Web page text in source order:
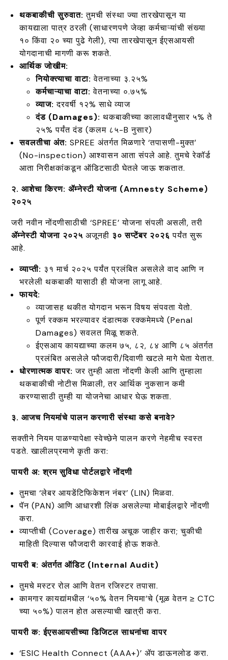
थकबाकीची सुरुवात: तुमची संस्था ज्या तारखेपासून या
कायद्याला पात्र ठरली (साधारणपणे जेव्हा कर्मचाऱ्यांची संख्या
१० किंवा २० च्या पुढे गेली), त्या तारखेपासून ईएसआयसी
योगदानाची मागणी करू शकते.
आर्थिक जोखीम:
नियोक्त्याचा वाटा: वेतनाच्या ३.२५%
कर्मचाऱ्याचा वाटा: वेतनाच्या ०.७५%
व्याज: दरवर्षी १२% साधे व्याज
दंड (Damages): थकबाकीच्या कालावधीनुसार ५% ते
२५% पर्यंत दंड (कलम ८५-B नुसार)
सवलतीचा अंत: SPREE अंतर्गत मिळणारे ‘तपासणी-मुक्त’
(No-inspection) आश्वासन आता संपले आहे. तुमचे रेकॉर्ड
आता निरीक्षकांकडून ऑडिटसाठी घेतले जाऊ शकतात.
२. आशेचा किरण: ॲम्नेस्टी योजना (Amnesty Scheme)
२०२५
जरी नवीन नोंदणीसाठीची ‘SPREE’ योजना संपली असली, तरी
ॲम्नेस्टी योजना २०२५ अजूनही ३० सप्टेंबर २०२६ पर्यंत सुरू
आहे.
व्याप्ती: ३१ मार्च २०२५ पर्यंत प्रलंबित असलेले वाद आणि न
भरलेली थकबाकी यासाठी ही योजना लागू आहे.
फायदे:
व्याजासह थकीत योगदान भरून विषय संपवता येतो.
पूर्ण रक्कम भरल्यावर दंडात्मक रक्कमेमध्ये (Penal
Damages) सवलत मिळू शकते.
ईएसआय कायद्याच्या कलम ७५, ८२, ८४ आणि ८५ अंतर्गत
प्रलंबित असलेले फौजदारी/दिवाणी खटले मागे घेता येतात.
धोरणात्मक वापर: जर तुम्ही आता नोंदणी केली आणि तुम्हाला
थकबाकीची नोटीस मिळाली, तर आर्थिक नुकसान कमी
करण्यासाठी तुम्ही या योजनेचा आधार घेऊ शकता.
३. आजच नियमांचे पालन करणारी संस्था कसे बनावे?
सक्तीने नियम पाळण्यापेक्षा स्वेच्छेने पालन करणे नेहमीच स्वस्त
पडते. खालीलप्रमाणे कृती करा:
पायरी अ: श्रम सुविधा पोर्टलद्वारे नोंदणी
तुमचा ‘लेबर आयडेंटिफिकेशन नंबर’ (LIN) मिळवा.
पॅन (PAN) आणि आधारशी लिंक असलेल्या मोबाईलद्वारे नोंदणी
करा.
व्याप्तीची (Coverage) तारीख अचूक जाहीर करा; चुकीची
माहिती दिल्यास फौजदारी कारवाई होऊ शकते.
पायरी ब: अंतर्गत ऑडिट (Internal Audit)
तुमचे मस्टर रोल आणि वेतन रजिस्टर तपासा.
कामगार कायद्यांमधील ‘५०% वेतन नियमा’चे (मूळ वेतन ≥ CTC
च्या ५०%) पालन होत असल्याची खात्री करा.
पायरी क: ईएसआयसीच्या डिजिटल साधनांचा वापर
‘ESIC Health Connect (AAA+)’ ॲप डाऊनलोड करा.